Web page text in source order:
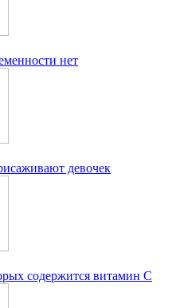
нет
девочек
содержится витамин С